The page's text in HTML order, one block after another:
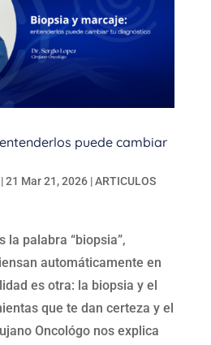
puede cambiar
|21 Mar 21, 2026|ARTICULOS
la palabra “biopsia”,
automáticamente en
es otra: la biopsia y el
que te dan certeza y el
Oncológo nos explica